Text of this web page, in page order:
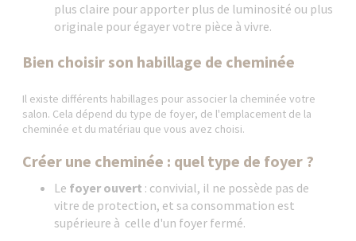
plus claire pour apporter plus de luminosité ou plus
originale pour égayer votre pièce à vivre.
Bien choisir son habillage de cheminée
Il existe différents habillages pour associer la cheminée votre
salon. Cela dépend du type de foyer, de l'emplacement de la
cheminée et du matériau que vous avez choisi.
Créer une cheminée : quel type de foyer ?
Le foyer ouvert : convivial, il ne possède pas de
vitre de protection, et sa consommation est
supérieure à celle d'un foyer fermé.